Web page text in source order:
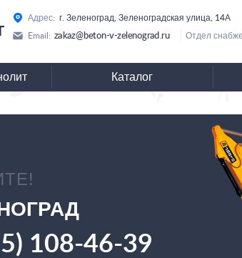
Адрес: г. Зеленоград, Зеленоградская улица, 14А
Email: zakaz@beton-v-zelenograd.ru Отдел
Каталог
108-46-39